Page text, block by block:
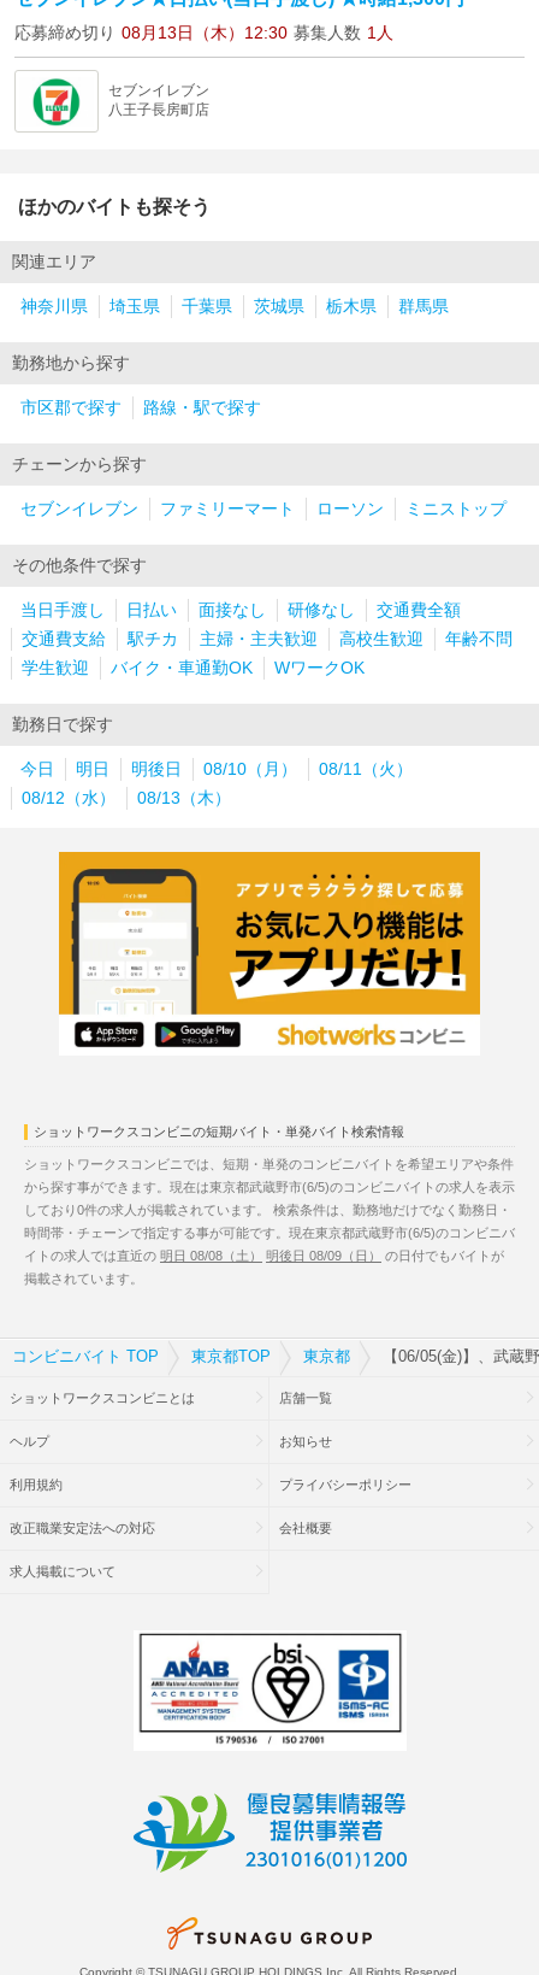
応募締め切り 08月13日（木）12:30 募集人数 1人
セブンイレブン
八王子長房町店
ほかのバイトも探そう
関連エリア
神奈川県 埼玉県 千葉県 茨城県 栃木県 群馬県
勤務地から探す
市区郡で探す 路線・駅で探す
チェーンから探す
セブンイレブン ファミリーマート ローソン ミニストップ
その他条件で探す
当日手渡し 日払い 面接なし 研修なし
交通費全額
交通費支給
駅チカ 主婦・主夫歓迎 高校生歓迎
年齢不問
学生歓迎
バイク・車通勤OK WワークOK
勤務日で探す
今日 明日 明後日 08/10（月）
08/11（火）
08/12（水）
08/13（木）
ショットワークスコンビニの短期バイト・単発バイト検索情報
ショットワークスコンビニでは、短期・単発のコンビニバイトを希望エリアや条件
から探す事ができます。現在は東京都武蔵野市(6/5)のコンビニバイトの求人を表示
しており0件の求人が掲載されています。 検索条件は、勤務地だけでなく勤務日・
時間帯・チェーンで指定する事が可能です。現在東京都武蔵野市(6/5)のコンビニバ
イトの求人では直近の 明日 08/08（土） 明後日 08/09（日）
の日付でもバイトが
掲載されています。
コンビニバイト TOP 東京都TOP 東京都 【06/05(金)】、武蔵
ショットワークスコンビニとは 店舗一覧
ヘルプ お知らせ
利用規約 プライバシーポリシー
改正職業安定法への対応 会社概要
求人掲載について
Copyright © TSUNAGU GROUP HOLDINGS Inc. All Rights Reserved.